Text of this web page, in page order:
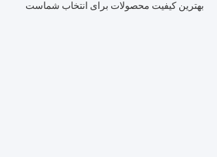
بهترین کیفیت محصولات برای انتخاب شماست